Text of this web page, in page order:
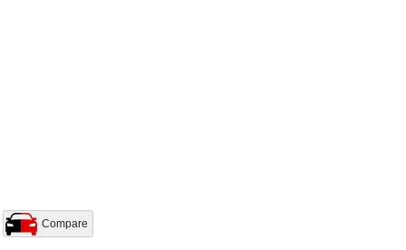
Compare